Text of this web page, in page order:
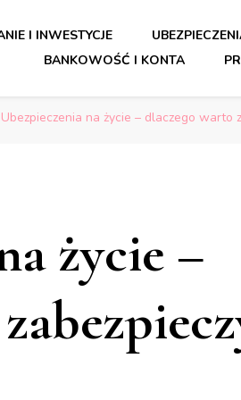
dla
dla
I INWESTYCJE
BANKOWOŚĆ I KONTA
Ubezpieczenia na życie – dlaczego warto
życie –